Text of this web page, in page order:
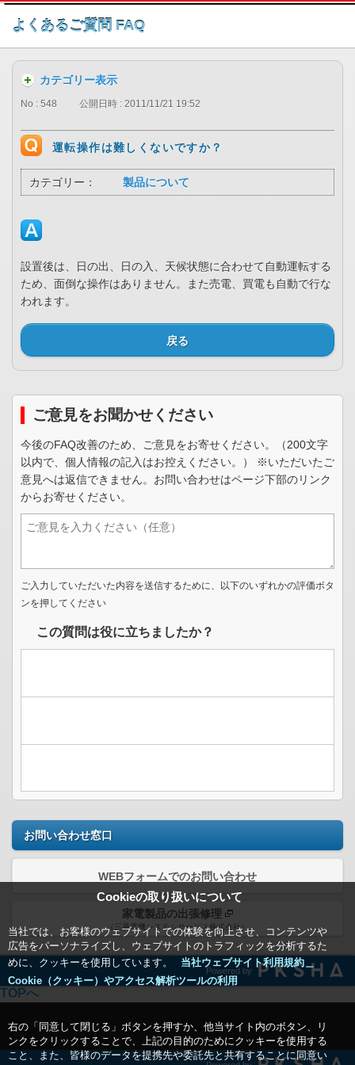
このページの本文へ
よくあるご質問 FAQ
Cookieの取り扱いについて
当社では、お客様のウェブサイトでの体験を向上させ、コンテンツや
広告をパーソナライズし、ウェブサイトのトラフィックを分析するた
めに、クッキーを使用しています。
当社ウェブサイト利用規約＿
Cookie（クッキー）やアクセス解析ツールの利用
右の「同意して閉じる」ボタンを押すか、他当サイト内のボタン、リ
ンクをクリックすることで、上記の目的のためにクッキーを使用する
こと、また、皆様のデータを提携先や委託先と共有することに同意い
カテゴリー表示
No : 548 公開日時 : 2011/11/21 19:52
運転操作は難しくないですか？
カテゴリー： 製品について
設置後は、日の出、日の入、天候状態に合わせて自動運転する
ため、面倒な操作はありません。また売電、買電も自動で行な
われます。
戻る
ご意見をお聞かせください
今後のFAQ改善のため、ご意見をお寄せください。（200文字
以内で、個人情報の記入はお控えください。） ※いただいたご
意見へは返信できません。お問い合わせはページ下部のリンク
からお寄せください。
ご入力していただいた内容を送信するために、以下のいずれかの評価ボタ
ンを押してください
この質問は役に立ちましたか？
お問い合わせ窓口
WEBフォームでのお問い合わせ
家電製品の出張修理
（三菱電機システムサービス株式会社）
Powered by
TOPへ